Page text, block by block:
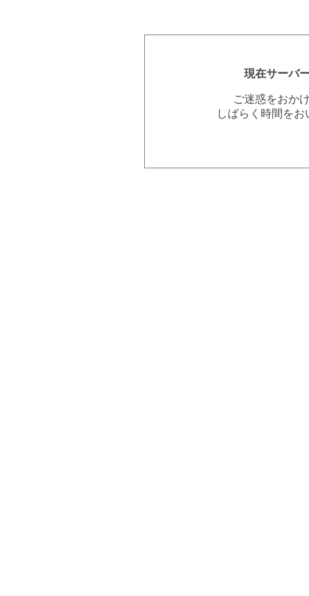
現在サーバ
ご迷惑をおか
しばらく時間を